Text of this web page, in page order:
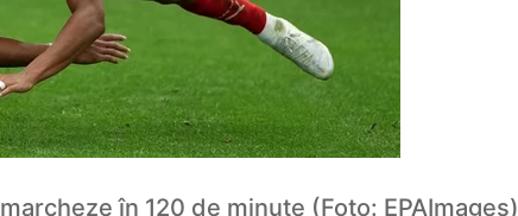
în 120 de minute (Foto: EPAImages)